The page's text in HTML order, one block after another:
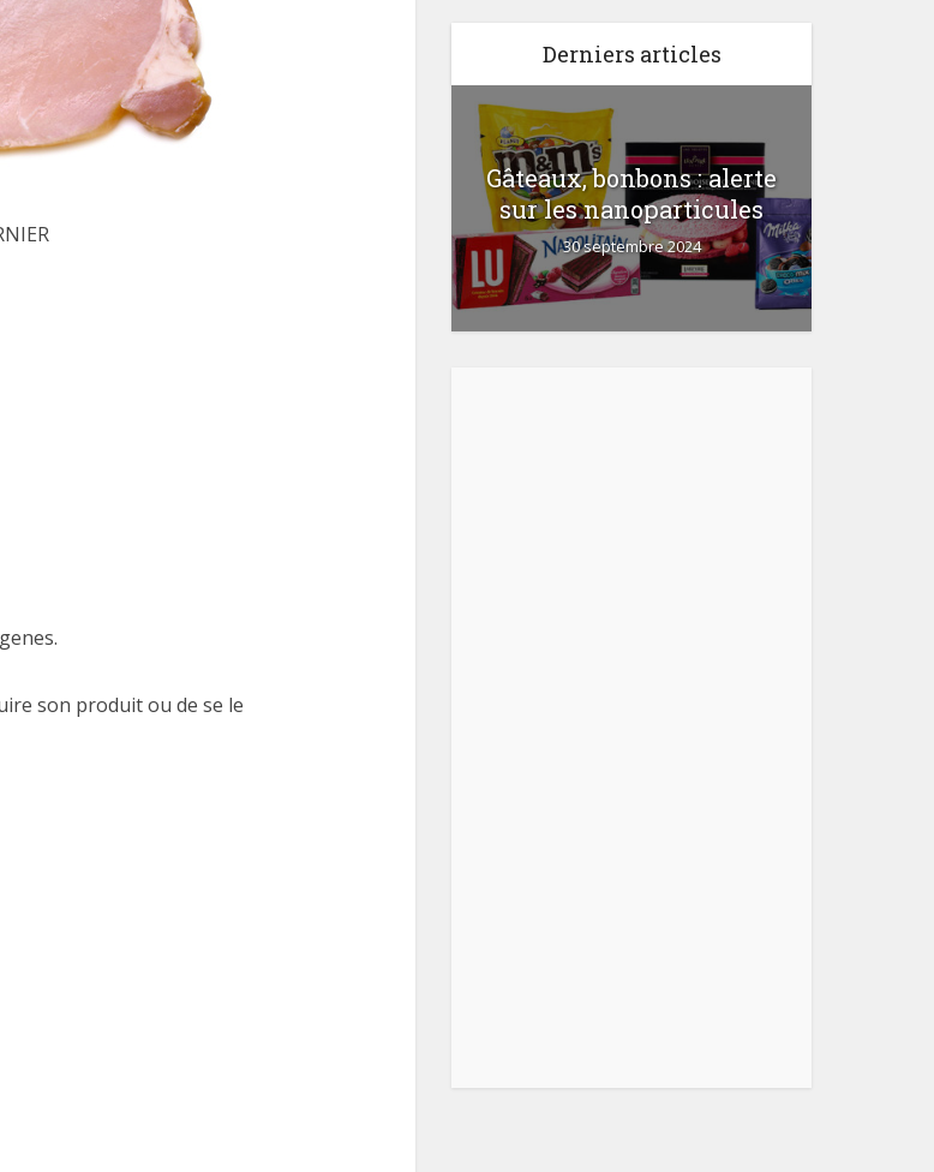
son produit ou de se le
Derniers articles
Gâteaux, bonbons : alerte
sur les nanoparticules
30 septembre 2024